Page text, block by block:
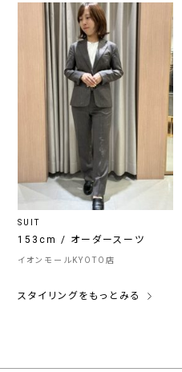
SUIT
153cm / オーダースーツ
イオンモールKYOTO店
スタイリングをもっとみる